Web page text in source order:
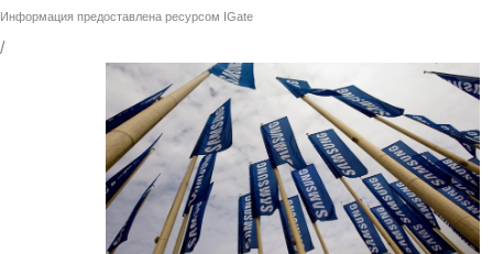
Информация предоставлена ресурсом IGate
/